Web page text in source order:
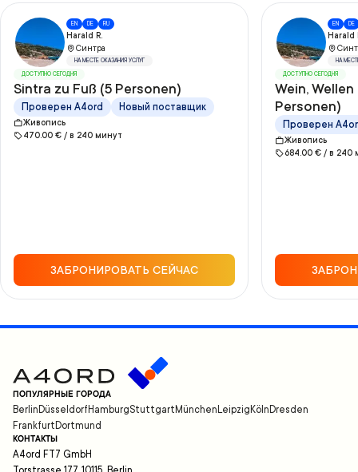
EN DE RU
Harald R.
Синтра
НА МЕСТЕ ОКАЗАНИЯ УСЛУГ
ДОСТУПНО СЕГОДНЯ
Sintra zu Fuß (5 Personen)
Проверен A4ord Новый поставщик
Живопись
470.00 € / в 240 минут
ЗАБРОНИРОВАТЬ СЕЙЧАС
EN DE
Harald
НА
ДОСТУПНО СЕГОДНЯ
Wein,
Personen)
Проверен
Живопись
684.00 € / в 240
ПОПУЛЯРНЫЕ ГОРОДА
Berlin Düsseldorf HamburgStuttgart München Leipzig Köln Dresden
Frankfurt Dortmund
КОНТАКТЫ
A4ord FT7 GmbH